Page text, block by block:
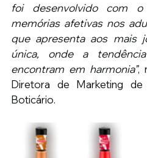
foi desenvolvido com
memórias afetivas nos
que apresenta aos mais
única, onde a
encontram em harmonia”,
Diretora de Marketing
Boticário.